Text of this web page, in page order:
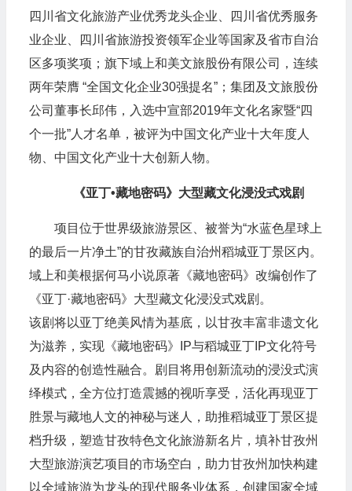
四川省文化旅游产业优秀龙头企业、四川省优秀服务
业企业、四川省旅游投资领军企业等国家及省市自治
区多项奖项；旗下域上和美文旅股份有限公司，连续
两年荣膺 “全国文化企业30强提名”；集团及文旅股份
公司董事长邱伟，入选中宣部2019年文化名家暨“四
个一批”人才名单，被评为中国文化产业十大年度人
物、中国文化产业十大创新人物。
《亚丁•藏地密码》大型藏文化浸没式戏剧
项目位于世界级旅游景区、被誉为“水蓝色星球上
的最后一片净土”的甘孜藏族自治州稻城亚丁景区内。
域上和美根据何马小说原著《藏地密码》改编创作了
《亚丁·藏地密码》大型藏文化浸没式戏剧。
该剧将以亚丁绝美风情为基底，以甘孜丰富非遗文化
为滋养，实现《藏地密码》IP与稻城亚丁IP文化符号
及内容的创造性融合。剧目将用创新流动的浸没式演
绎模式，全方位打造震撼的视听享受，活化再现亚丁
胜景与藏地人文的神秘与迷人，助推稻城亚丁景区提
档升级，塑造甘孜特色文化旅游新名片，填补甘孜州
大型旅游演艺项目的市场空白，助力甘孜州加快构建
以全域旅游为龙头的现代服务业体系，创建国家全域